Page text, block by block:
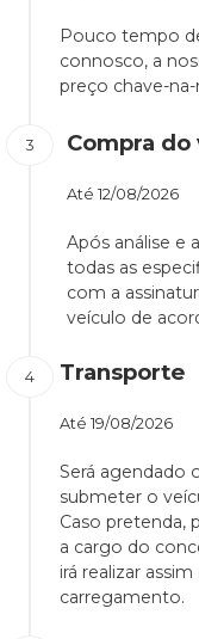
Pouco tempo
connosco, a
preço chave-
Compra do
Até 12/08/2026
Após análise e
todas as
com a
veículo de
Transporte
Até 19/08/2026
Será agendado
submeter o
Caso pretenda,
a cargo do
irá realizar
carregamento.